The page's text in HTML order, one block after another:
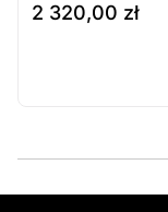
2 320,00 zł